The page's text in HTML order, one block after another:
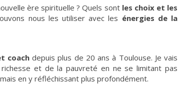
ère spirituelle ? Quels sont les choix et les
nous les utiliser avec les énergies de la
coachdepuis plus de 20 ans à Toulouse. Je vais
et de la pauvreté en ne se limitant pas
en y réfléchissant plus profondément.